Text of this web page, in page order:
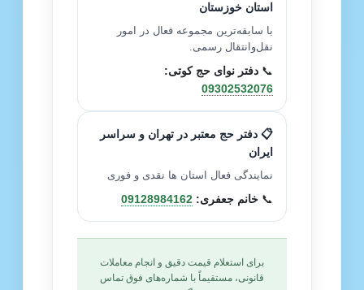
استان خوزستان
با سابقه‌ترین مجموعه فعال در امور
نقل‌وانتقال رسمی.
📞 دفتر نوای حج کوتی:
09302532076
📋 دفتر حج معتبر در تهران و سراسر
ایران
نمایندگی فعال استان ها نقدی و فوری
📞 خانم جعفری: 09128984162
برای استعلام قیمت دقیق و انجام معاملات
قانونی، مستقیماً با شماره‌های فوق تماس